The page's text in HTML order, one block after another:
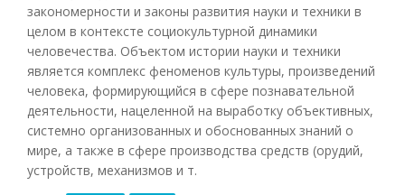
закономерности и законы развития науки и техники в
целом в контексте социокультурной динамики
человечества. Объектом истории науки и техники
является комплекс феноменов культуры, произведений
человека, формирующийся в сфере познавательной
деятельности, нацеленной на выработку объективных,
системно организованных и обоснованных знаний о
мире, а также в сфере производства средств (орудий,
устройств, механизмов и т.